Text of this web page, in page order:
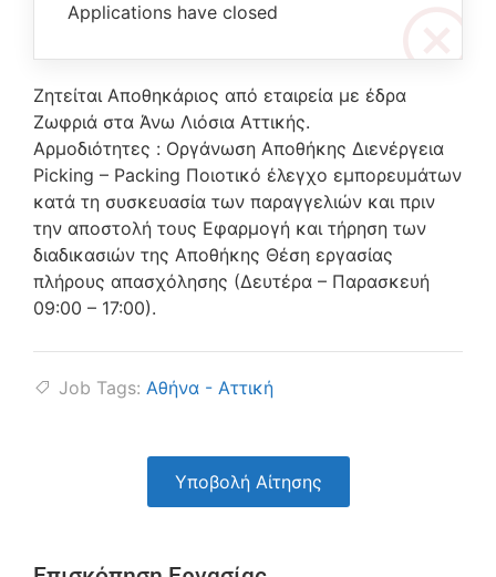
Applications have closed
Ζητείται Αποθηκάριος από εταιρεία με έδρα
Ζωφριά στα Άνω Λιόσια Αττικής.
Αρμοδιότητες : Oργάνωση Αποθήκης Διενέργεια
Picking – Packing Ποιοτικό έλεγχο εμπορευμάτων
κατά τη συσκευασία των παραγγελιών και πριν
την αποστολή τους Εφαρμογή και τήρηση των
διαδικασιών της Αποθήκης Θέση εργασίας
πλήρους απασχόλησης (Δευτέρα – Παρασκευή
09:00 – 17:00).
Job Tags: Αθήνα - Αττική
Υποβολή Αίτησης